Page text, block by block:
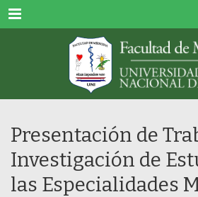
Menu
Presentación de
Investigación de
las Especialidades